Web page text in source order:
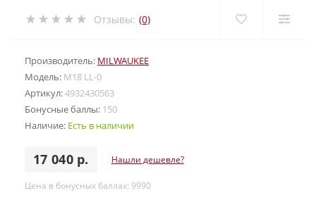
Отзывы: (0)
Производитель: MILWAUKEE
Модель: M18 LL-0
Артикул:4932430563
Бонусные баллы: 150
Наличие: Есть в наличии
17 040 р. Нашли дешевле?
Цена в бонусных баллах: 9990